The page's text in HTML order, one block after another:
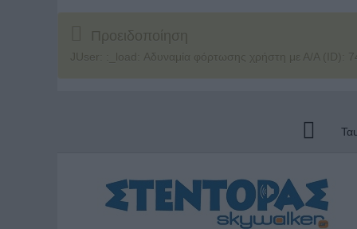
Προειδοποίηση
JUser: :_load: Αδυναμία φόρτωσης χρήστη με Α/Α (ID):